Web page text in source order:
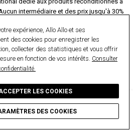
intermédiaire et des prix jusqu'à 30%
marché.
Aide
Centre d'aide
Garantie 24 mois
Retourner un article
expérience, Allo Allo et ses
des cookies pour enregistrer les
collecter des statistiques et vous offrir
en fonction de vos intérêts. Consulter
LES COOKIES
DES COOKIES